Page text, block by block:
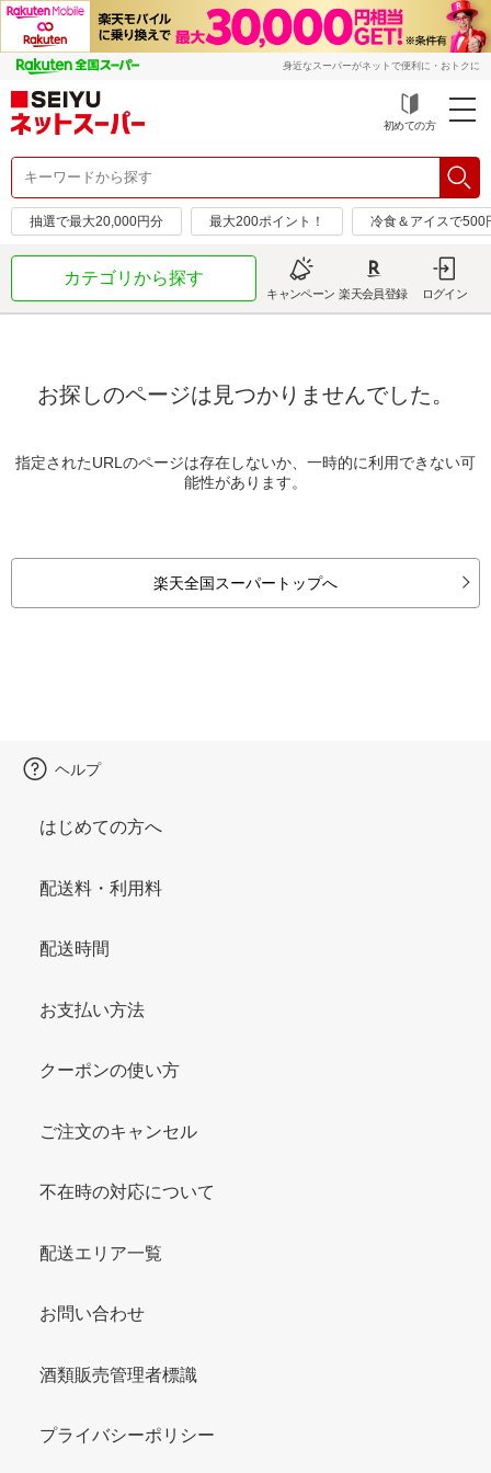
身近なスーパーがネットで便利に・おトクに
初めての方
抽選で最大20,000円分 最大200ポイント！ 冷食＆アイスで500
カテゴリから探す
キャンペーン 楽天会員登録 ログイン
お探しのページは見つかりませんでした。
指定されたURLのページは存在しないか、一時的に利用できない可
能性があります。
楽天全国スーパートップへ
ヘルプ
はじめての方へ
配送料・利用料
配送時間
お支払い方法
クーポンの使い方
ご注文のキャンセル
不在時の対応について
配送エリア一覧
お問い合わせ
酒類販売管理者標識
プライバシーポリシー